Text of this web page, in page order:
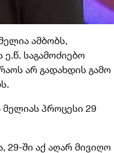
ამბობს,
საგამოძიებო
არ გადახდის გამო
მელიას პროცესი 29
29-ში აქ აღარ მივიღო